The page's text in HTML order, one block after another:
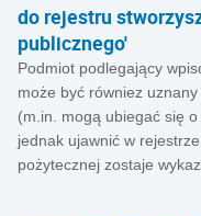
do rejestru
publicznego'
Podmiot podlegający
może być równiez
(m.in. mogą ubiegać się
jednak ujawnić w
pożytecznej zostaje